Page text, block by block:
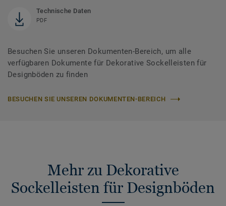
Technische Daten
PDF
Besuchen Sie unseren Dokumenten-Bereich, um alle
verfügbaren Dokumente für Dekorative Sockelleisten für
Designböden zu finden
BESUCHEN SIE UNSEREN DOKUMENTEN-BEREICH
Mehr zu Dekorative
Sockelleisten für Designböden